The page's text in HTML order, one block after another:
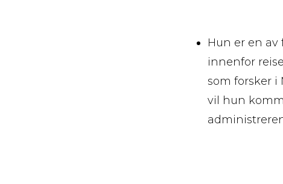
Hun er en
innenfor
som forsker i
vil hun